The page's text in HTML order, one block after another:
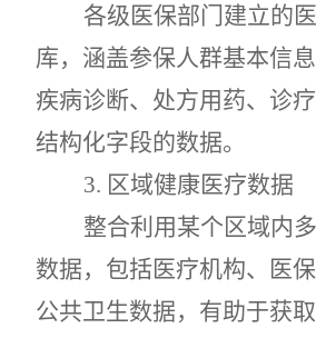
各级医保部门建立的
库，涵盖参保人群基本信
疾病诊断、处方用药、诊
结构化字段的数据。
3. 区域健康医疗数据
整合利用某个区域内
数据，包括医疗机构、医
公共卫生数据，有助于获